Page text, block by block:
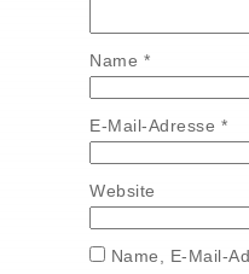
Name *
E-Mail-Adresse *
Website
Name, E-Mail-